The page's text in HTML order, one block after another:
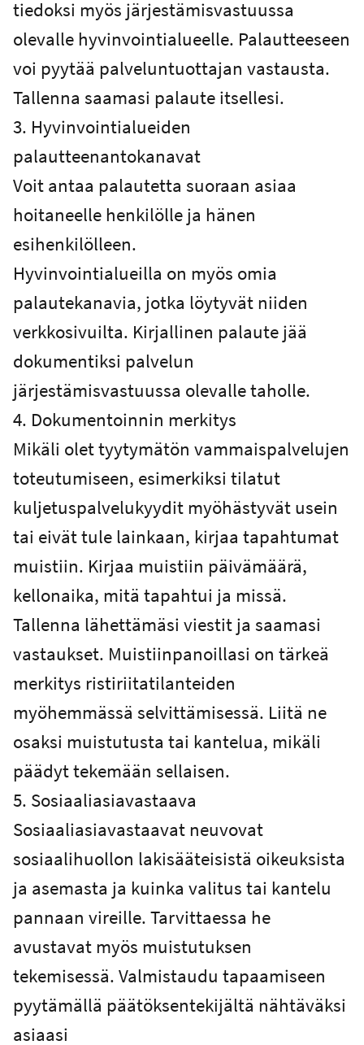
tiedoksi myös järjestämisvastuussa
olevalle hyvinvointialueelle. Palautteeseen
voi pyytää palveluntuottajan vastausta.
Tallenna saamasi palaute itsellesi.
3. Hyvinvointialueiden
palautteenantokanavat
Voit antaa palautetta suoraan asiaa
hoitaneelle henkilölle ja hänen
esihenkilölleen.
Hyvinvointialueilla on myös omia
palautekanavia, jotka löytyvät niiden
verkkosivuilta. Kirjallinen palaute jää
dokumentiksi palvelun
järjestämisvastuussa olevalle taholle.
4. Dokumentoinnin merkitys
Mikäli olet tyytymätön vammaispalvelujen
toteutumiseen, esimerkiksi tilatut
kuljetuspalvelukyydit myöhästyvät usein
tai eivät tule lainkaan, kirjaa tapahtumat
muistiin. Kirjaa muistiin päivämäärä,
kellonaika, mitä tapahtui ja missä.
Tallenna lähettämäsi viestit ja saamasi
vastaukset. Muistiinpanoillasi on tärkeä
merkitys ristiriitatilanteiden
myöhemmässä selvittämisessä. Liitä ne
osaksi muistutusta tai kantelua, mikäli
päädyt tekemään sellaisen.
5. Sosiaaliasiavastaava
Sosiaaliasiavastaavat neuvovat
sosiaalihuollon lakisääteisistä oikeuksista
ja asemasta ja kuinka valitus tai kantelu
pannaan vireille. Tarvittaessa he
avustavat myös muistutuksen
tekemisessä. Valmistaudu tapaamiseen
pyytämällä päätöksentekijältä nähtäväksi
asiaasi